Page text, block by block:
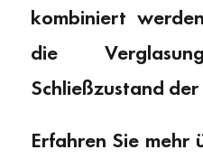
kombiniert
die
Schließzustand
Erfahren Sie mehr